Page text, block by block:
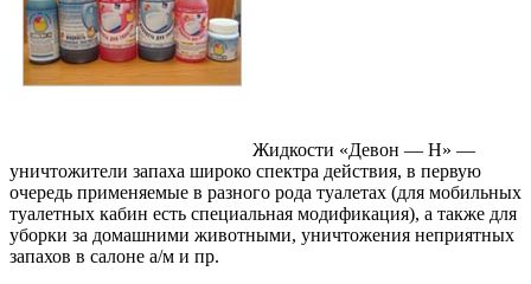
Жидкости «Девон — Н» —
уничтожители запаха широко спектра действия, в первую
очередь применяемые в разного рода туалетах (для мобильных
туалетных кабин есть специальная модификация), а также для
уборки за домашними животными, уничтожения неприятных
запахов в салоне а/м и пр.